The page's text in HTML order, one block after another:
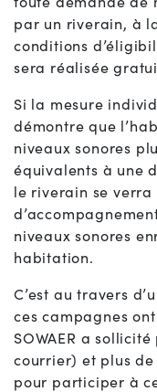
par un riverain, à
conditions
sera réalisée
Si la mesure
démontre que
niveaux sonores
équivalents à une
le riverain se verra
niveaux sonores
habitation.
C’est au travers
ces campagnes
SOWAER a
courrier) et plus
pour participer à